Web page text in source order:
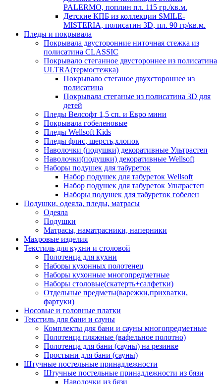
PALERMO, поплин пл. 115 гр./кв.м.
Детские КПБ из коллекции SMILE-
MISTERIA, полисатин 3D, пл. 90 гр/кв.м.
Пледы и покрывала
Покрывала двусторонние ниточная стежка из
полисатина CLASSIC
Покрывало стеганное двустороннее из полисатина
ULTRA(термостежка)
Покрывало стеганое двухстороннее из
полисатина
Покрывала стеганые из полисатина 3D для
детей
Пледы Велсофт 1,5 сп. и Евро мини
Покрывала гобеленовые
Пледы Wellsoft Kids
Пледы флис, шерсть,хлопок
Наволочки (подушки) декоративные Ультрастеп
Наволочки(подушки) декоративные Wellsoft
Наборы подушек для табуреток
Набор подушек для табуреток Wellsoft
Набор подушек для табуреток Ультрастеп
Наборы подушек для табуреток гобелен
Подушки, одеяла, пледы, матрасы
Одеяла
Подушки
Матрасы, наматрасники, наперники
Махровые изделия
Текстиль для кухни и столовой
Полотенца для кухни
Наборы кухонных полотенец
Наборы кухонные многопредметные
Наборы столовые(скатерть+салфетки)
Отдельные предметы(варежки,прихватки,
фартуки)
Носовые и головные платки
Текстиль для бани и сауны
Комплекты для бани и сауны многопредметные
Полотенца пляжные (вафельное полотно)
Полотенца для бани (сауны) на резинке
Простыни для бани (сауны)
Штучные постельные принадлежности
Штучные постельные принадлежности из бязи
Наволочки из бязи